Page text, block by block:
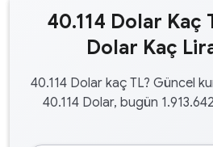
40.114 Dolar Kaç
Dolar Kaç
40.114 Dolar kaç TL? Güncel
40.114 Dolar, bugün